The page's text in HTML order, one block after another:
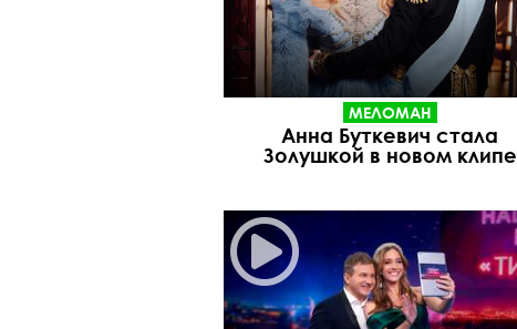
МЕЛОМАН
Анна Буткевич стала
Золушкой в новом клипе